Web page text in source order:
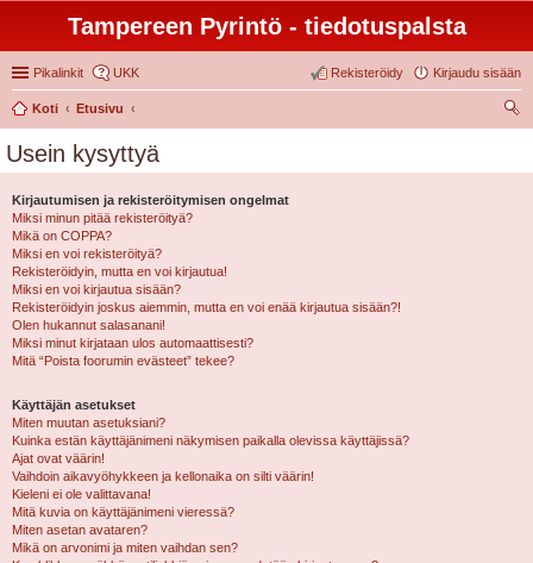
Tampereen Pyrintö - tiedotuspalsta
Pikalinkit UKK Kirjaudu sisään
Rekisteröidy
Koti
Etusivu
Usein kysyttyä
Kirjautumisen ja rekisteröitymisen ongelmat
Miksi minun pitää rekisteröityä?
Mikä on COPPA?
Miksi en voi rekisteröityä?
Rekisteröidyin, mutta en voi kirjautua!
Miksi en voi kirjautua sisään?
Rekisteröidyin joskus aiemmin, mutta en voi enää kirjautua sisään?!
Olen hukannut salasanani!
Miksi minut kirjataan ulos automaattisesti?
Mitä “Poista foorumin evästeet” tekee?
Käyttäjän asetukset
Miten muutan asetuksiani?
Kuinka estän käyttäjänimeni näkymisen paikalla olevissa käyttäjissä?
Ajat ovat väärin!
Vaihdoin aikavyöhykkeen ja kellonaika on silti väärin!
Kieleni ei ole valittavana!
Mitä kuvia on käyttäjänimeni vieressä?
Miten asetan avataren?
Mikä on arvonimi ja miten vaihdan sen?